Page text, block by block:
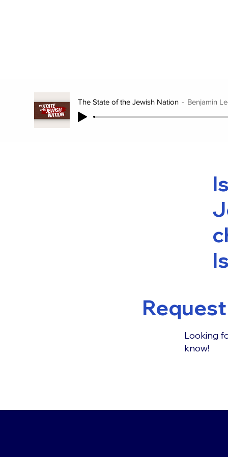
The State of the Jewish Nation Benjamin
Looking
know!